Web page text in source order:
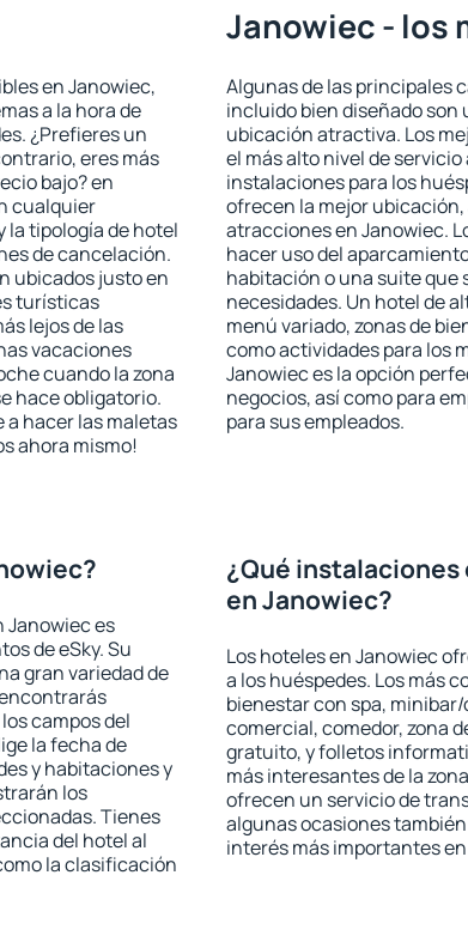
en Janowiec,
a la hora de
¿Prefieres un
eres más
bajo? en
cualquier
la tipología de hotel
de cancelación.
ubicados justo en
turísticas
lejos de las
vacaciones
cuando la zona
hace obligatorio.
a hacer las maletas
ahora mismo!
Janowiec - los
Algunas de las principales
incluido bien diseñado son
ubicación atractiva. Los
el más alto nivel de
instalaciones para los
ofrecen la mejor
atracciones en Janowiec.
hacer uso del
habitación o una suite que
necesidades. Un hotel de
menú variado, zonas de
como actividades para los
Janowiec es la opción
negocios, así como para
para sus empleados.
Janowiec es
de eSky. Su
gran variedad de
campos del
la fecha de
y habitaciones y
los
Tienes
del hotel al
la clasificación
¿Qué
en Janowiec?
Los hoteles en Janowiec
a los huéspedes. Los más
bienestar con spa,
comercial, comedor, zona
gratuito, y folletos
más interesantes de la
ofrecen un servicio de
algunas ocasiones
interés más importantes